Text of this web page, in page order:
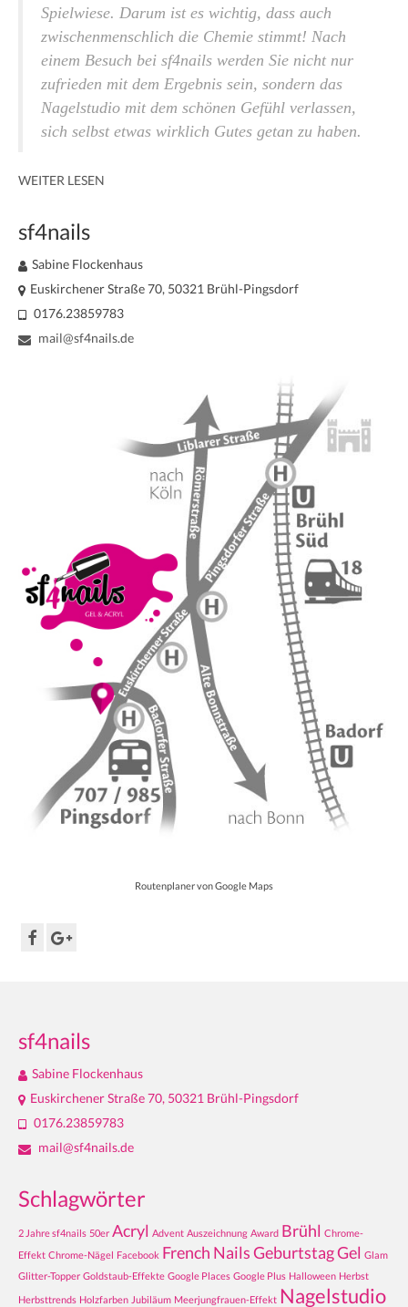
Spielwiese. Darum ist es wichtig, dass auch
zwischen­menschlich die Chemie stimmt! Nach
einem Besuch bei sf4nails werden Sie nicht nur
zufrieden mit dem Ergebnis sein, sondern das
Nagelstudio mit dem schönen Gefühl verlassen,
sich selbst etwas wirklich Gutes getan zu haben.
WEITER LESEN
sf4nails
Sabine Flockenhaus
Euskirchener Straße 70, 50321 Brühl-Pingsdorf
0176.23859783
mail@sf4nails.de
Routenplaner von Google Maps
sf4nails
Sabine Flockenhaus
Euskirchener Straße 70, 50321 Brühl-Pingsdorf
0176.23859783
mail@sf4nails.de
Schlagwörter
2 Jahre sf4nails 50er Acryl Advent Auszeichnung Award Brühl Chrome-
Effekt Chrome-Nägel Facebook French NailsGeburtstagGel Glam
Glitter-Topper Goldstaub-Effekte Google Places Google Plus Halloween Herbst
Herbsttrends Holzfarben Jubiläum Meerjungfrauen-Effekt Nagelstudio